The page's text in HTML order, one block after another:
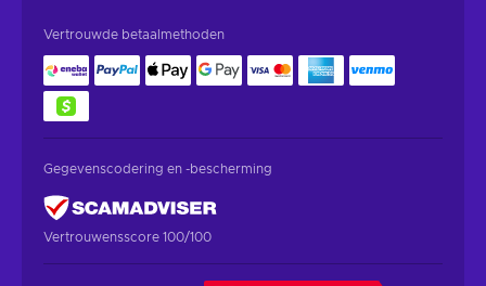
Vertrouwde betaalmethoden
Gegevenscodering en -bescherming
Vertrouwensscore 100/100